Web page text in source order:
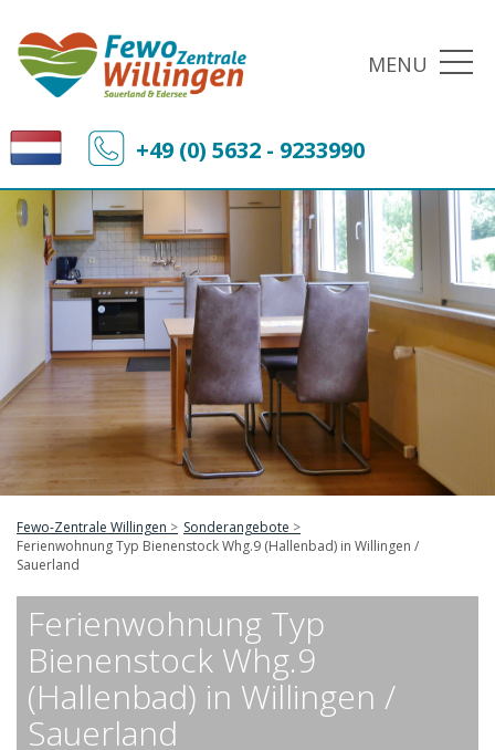
MENU
+49 (0) 5632 - 9233990
Fewo-Zentrale Willingen
Sonderangebote
Ferienwohnung Typ Bienenstock Whg.9 (Hallenbad) in Willingen /
Sauerland
Ferienwohnung Typ
Bienenstock Whg.9
(Hallenbad) in Willingen /
Sauerland